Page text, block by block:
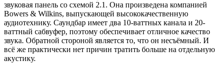
звуковая панель со схемой 2.1. Она произведена компанией
Bowers & Wilkins, выпускающей высококачественную
аудиотехнику. Саундбар имеет два 10-ваттных канала и 20-
ваттный сабвуфер, поэтому обеспечивает отличное качество
звука. Обратной стороной является то, что он несъёмный. И
всё же практически нет причин тратить больше на отдельную
акустику.